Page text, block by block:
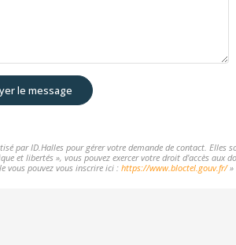
le message
par ID.Halles pour gérer votre demande de contact.
et libertés », vous pouvez exercer votre droit d'accès
vous pouvez vous inscrire ici : https://www.bloctel.gouv.fr/»